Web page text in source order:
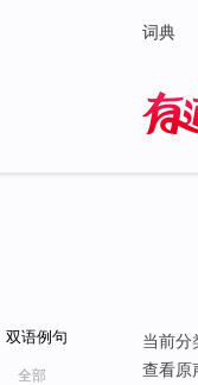
词典
双语例句
全部
当前分
查看原